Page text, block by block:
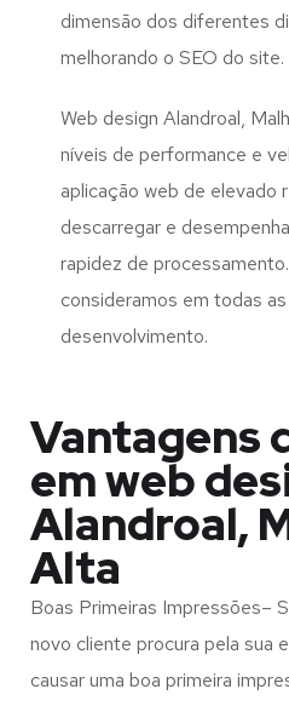
dimensão dos diferentes
melhorando o SEO do site.
Web design Alandroal,
níveis de performance e
aplicação web de elevado
descarregar e
rapidez de
consideramos em todas
desenvolvimento.
Vantagens
em web
Alandroal,
Alta
Boas Primeiras Impressões–
novo cliente procura pela sua
causar uma boa primeira